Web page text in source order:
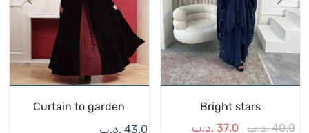
Bright stars
40.0 .د.ب 37.0 .د.ب
Curtain to garden
43.0 .د.ب